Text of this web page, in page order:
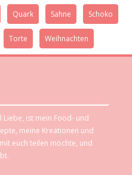
Quark Sahne Schoko
Torte Weihnachten
Liebe, ist mein Food- und
meine Kreationen und
euch teilen möchte, und